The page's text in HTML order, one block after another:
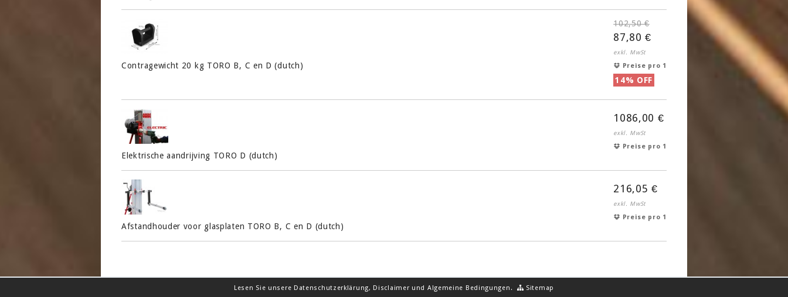
Contragewicht 20 kg TORO B, C en D (dutch)
102,50 €
87,80 €
exkl. MwSt
Preise pro 1
14% OFF
Elektrische aandrijving TORO D (dutch)
1086,00 €
exkl. MwSt
Preise pro 1
Afstandhouder voor glasplaten TORO B, C en D (dutch)
216,05 €
exkl. MwSt
Preise pro 1
Lesen Sie unsere Datenschutzerklärung, Disclaimer und Algemeine Bedingungen. Sitemap